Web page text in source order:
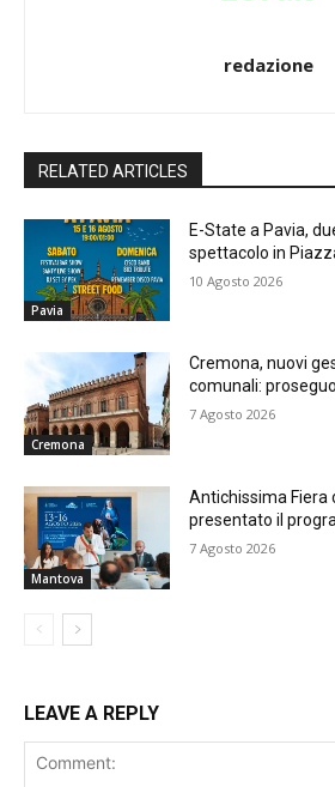
redazione
RELATED ARTICLES
Pavia
E-State a Pavia,
spettacolo in
10 Agosto 2026
Cremona
Cremona, nuovi
comunali:
7 Agosto 2026
Mantova
Antichissima Fiera
presentato il
7 Agosto 2026
LEAVE A REPLY